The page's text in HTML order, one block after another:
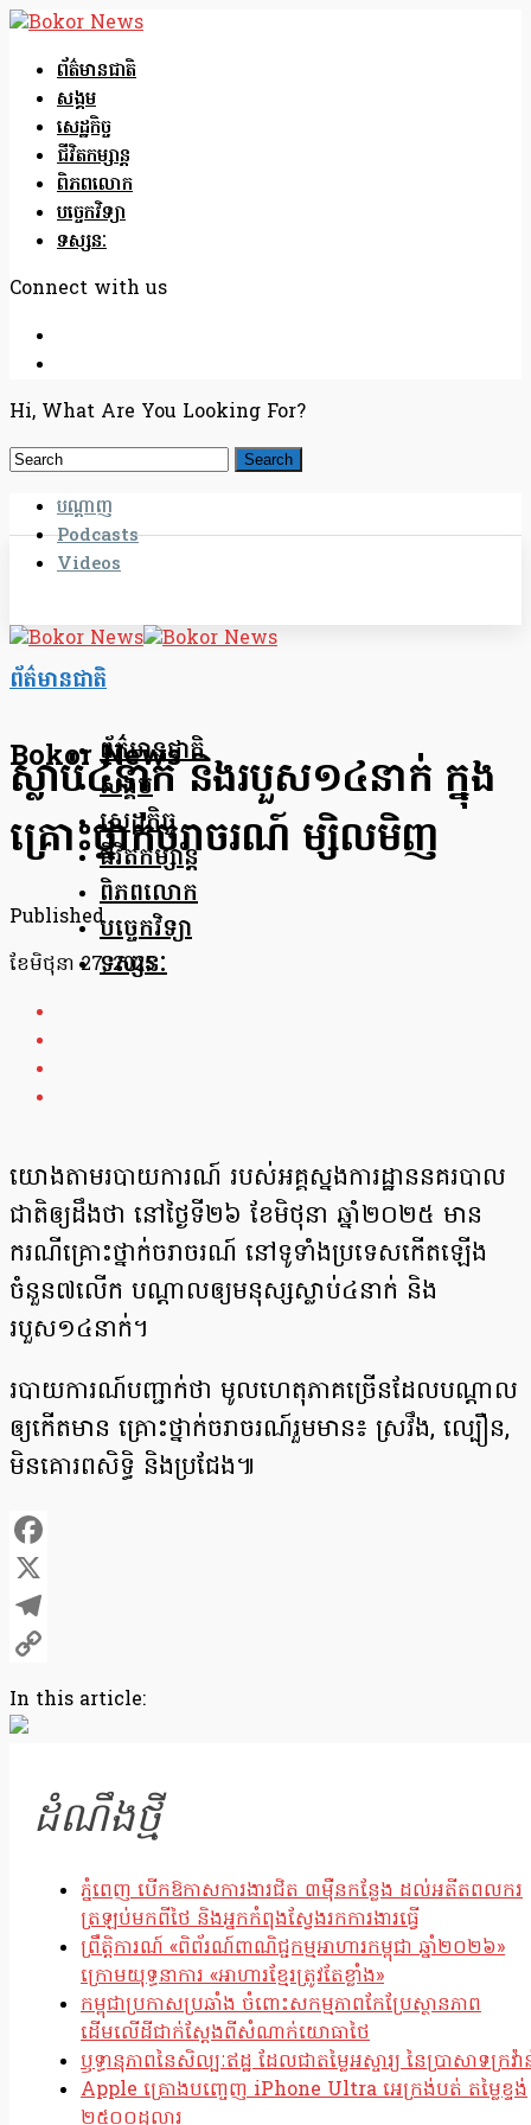
ព័ត៌មានជាតិ
សង្គម
សេដ្ឋកិច្ច
ជីវិតកម្សាន្ត
ពិភពលោក
បច្ចេកវិទ្យា
ទស្សនៈ
Connect with us
Hi, What Are You Looking For?
បណ្តាញ
Podcasts
Videos
Bokor News
ព័ត៌មានជាតិ
សង្គម
សេដ្ឋកិច្ច
ជីវិតកម្សាន្ត
ពិភពលោក
បច្ចេកវិទ្យា
ទស្សនៈ
ព័ត៌មានជាតិ
ស្លាប់៤នាក់ និងរបួស១៤នាក់ ក្នុង
គ្រោះថ្នាក់ចរាចរណ៍ ម្សិលមិញ
Published
ខែ​មិថុនា 27, 2025
យោងតាមរបាយការណ៍ របស់អគ្គស្នងការដ្ឋាននគរបាល
ជាតិឲ្យដឹងថា នៅថ្ងៃទី២៦ ខែមិថុនា ឆ្នាំ២០២៥ មាន
ករណីគ្រោះថ្នាក់ចរាចរណ៍ នៅទូទាំងប្រទេសកើតឡើង
ចំនួន៧លើក បណ្ដាលឲ្យមនុស្សស្លាប់៤នាក់ និង
របួស១៤នាក់។
របាយការណ៍បញ្ជាក់ថា មូលហេតុភាគច្រើនដែលបណ្ដាល
ឲ្យកើតមាន គ្រោះថ្នាក់ចរាចរណ៍រួមមាន៖ ស្រវឹង, ល្បឿន,
មិនគោរពសិទិ្ធ និងប្រជែង៕
Facebook
X
Telegram
Link
In this article:
ដំណឹងថ្មី
ភ្នំពេញ បើកឱកាសការងារជិត ៣ម៉ឺនកន្លែង ដល់អតីតពលករ
ត្រឡប់មកពីថៃ និងអ្នកកំពុងស្វែងរកការងារធ្វើ
ព្រឹត្តិការណ៍ «ពិព័រណ៍ពាណិជ្ជកម្មអាហារកម្ពុជា ឆ្នាំ២០២៦»
ក្រោមយុទ្ធនាការ «អាហារខ្មែរត្រូវតែខ្លាំង»
កម្ពុជាប្រកាសប្រឆាំង ចំពោះសកម្មភាពកែប្រែស្ថានភាព
ដើមលើដីជាក់ស្តែងពីសំណាក់យោធាថៃ
ឫទ្ធានុភាពនៃសិល្បៈឥដ្ឋ ដែលជាតម្លៃអស្ចារ្យ នៃប្រាសាទក្រវ៉
Apple គ្រោងបញ្ចេញ iPhone Ultra អេក្រង់បត់ តម្លៃខ្ទង់
២៥០០ដុល្លារ